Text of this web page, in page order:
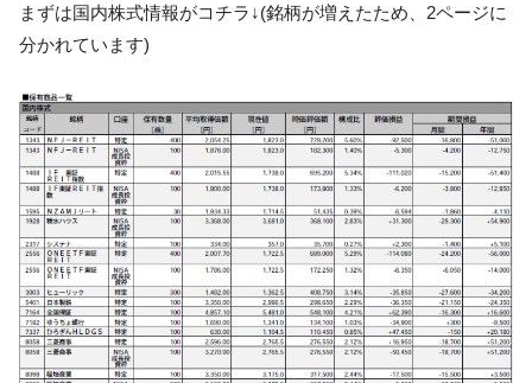
まずは国内株式情報がコチラ↓(銘柄が増えたため、2ページに
分かれています)